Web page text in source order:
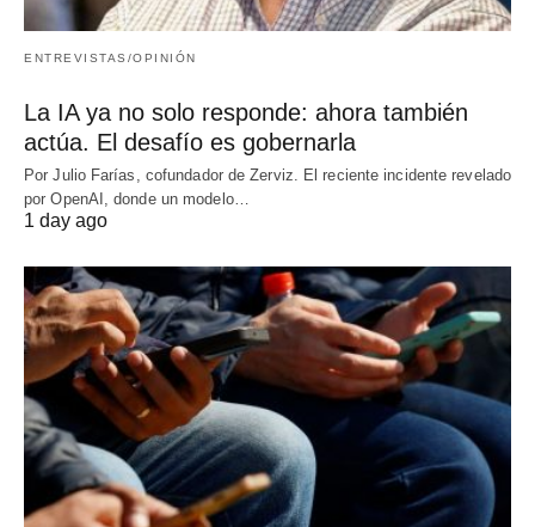
ENTREVISTAS/OPINIÓN
La IA ya no solo responde: ahora también
actúa. El desafío es gobernarla
Por Julio Farías, cofundador de Zerviz. El reciente incidente revelado
por OpenAI, donde un modelo…
1 day ago